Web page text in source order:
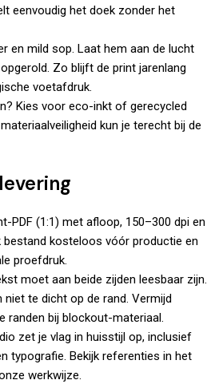
eenvoudig het doek zonder het
en mild sop. Laat hem aan de lucht
Zo blijft de print jarenlang
voetafdruk.
Kies voor eco-inkt of gerecycled
kun je terecht bij de
PDF (1:1) met afloop, 150–300 dpi en
bestand kosteloos vóór productie en
proefdruk.
moet aan beide zijden leesbaar zijn.
niet te dicht op de rand. Vermijd
randen bij blockout-materiaal.
zet je vlag in huisstijl op, inclusief
typografie. Bekijk referenties in het
werkwijze.